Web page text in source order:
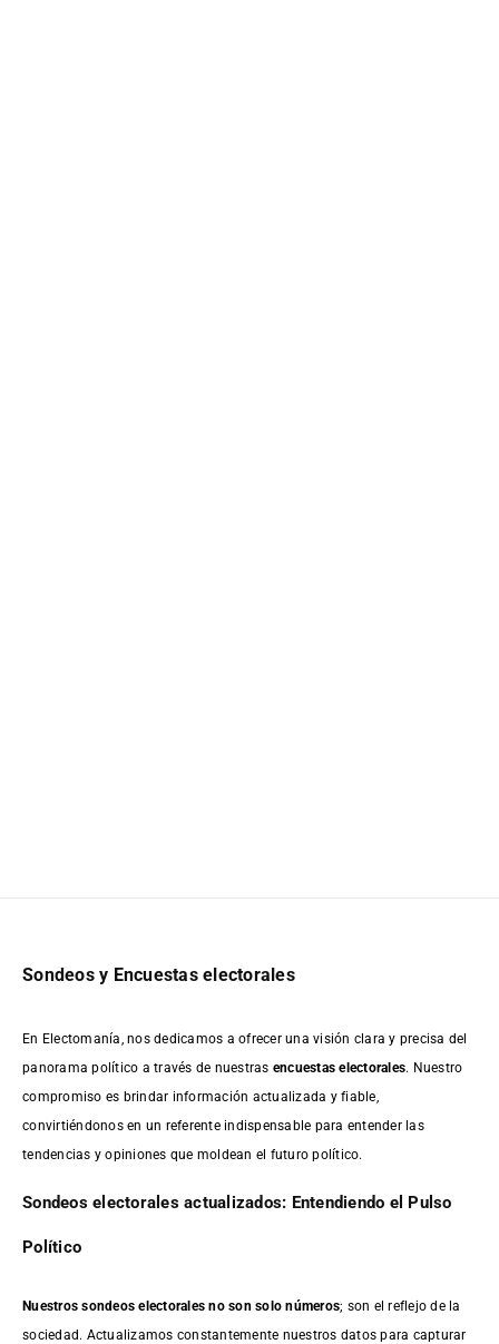
Sondeos y Encuestas electorales
En Electomanía, nos dedicamos a ofrecer una visión clara y precisa del
panorama político a través de nuestras encuestas electorales. Nuestro
compromiso es brindar información actualizada y fiable,
convirtiéndonos en un referente indispensable para entender las
tendencias y opiniones que moldean el futuro político.
Sondeos electorales actualizados: Entendiendo el Pulso
Político
Nuestros sondeos electorales no son solo números; son el reflejo de la
sociedad. Actualizamos constantemente nuestros datos para capturar